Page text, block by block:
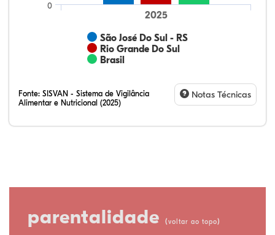
São José Do Sul - RS
Rio Grande Do Sul
Brasil
2025
0
Fonte: SISVAN - Sistema de Vigilância
Alimentar e Nutricional (2025)
Notas Técnicas
parentalidade (voltar ao topo)